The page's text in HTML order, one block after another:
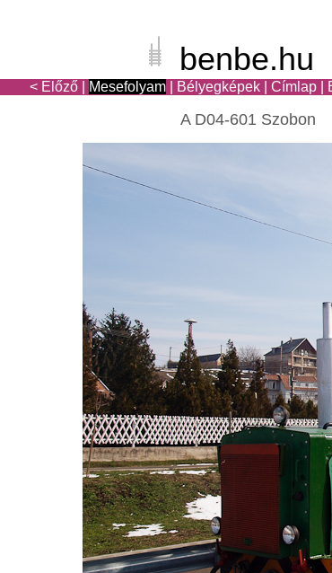
benbe.hu
< Előző Mesefolyam Bélyegképek Címlap
A D04-601 Szobon